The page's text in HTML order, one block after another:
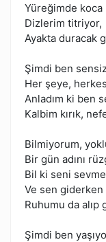
Yüreğimde koca
Dizlerim titriyor,
Ayakta duracak
Şimdi ben
Her şeye,
Anladım ki ben
Kalbim kırık,
Bilmiyorum,
Bir gün adını
Bil ki seni
Ve sen giderken
Ruhumu da
Şimdi ben